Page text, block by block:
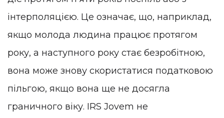
інтерполяцією. Це означає, що, наприклад,
якщо молода людина працює протягом
року, а наступного року стає безробітною,
вона може знову скористатися податковою
пільгою, якщо вона ще не досягла
граничного віку. IRS Jovem не